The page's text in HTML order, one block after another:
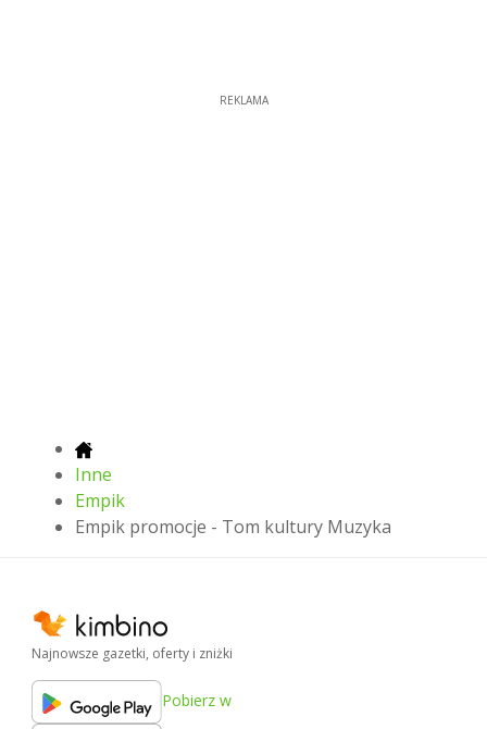
REKLAMA
Inne
Empik
Empik promocje - Tom kultury Muzyka
Najnowsze gazetki, oferty i zniżki
Pobierz w